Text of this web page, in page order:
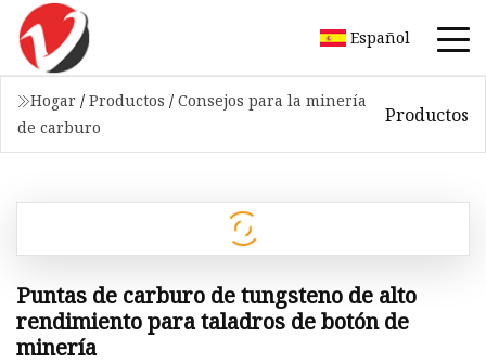
Español
Hogar / Productos / Consejos para la minería
de carburo
Productos
Puntas de carburo de tungsteno de alto
rendimiento para taladros de botón de
minería